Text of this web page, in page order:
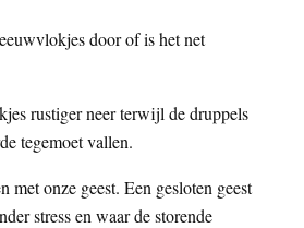
door of is het net
rustiger neer terwijl de druppels
tegemoet vallen.
met onze geest. Een gesloten geest
stress en waar de storende